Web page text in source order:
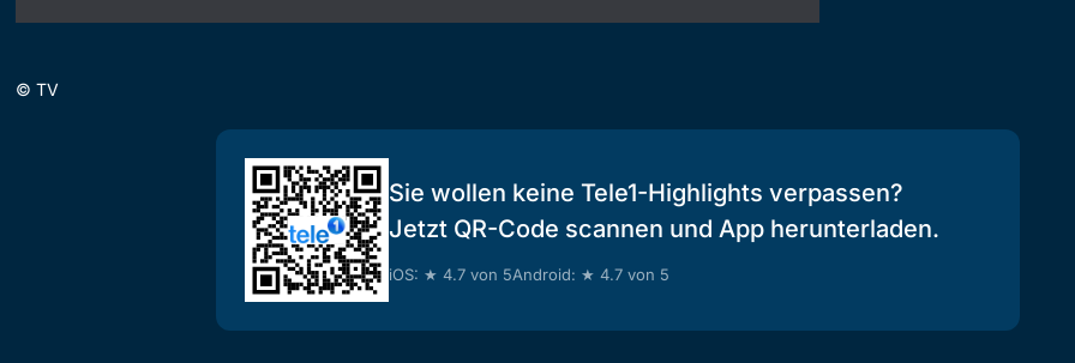
© TV
Sie wollen keine Tele1-Highlights verpassen?
Jetzt QR-Code scannen und App herunterladen.
iOS: ★ 4.7 von 5Android: ★ 4.7 von 5